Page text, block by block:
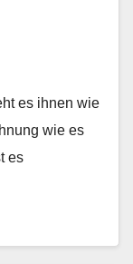
es ihnen wie
wie es
es